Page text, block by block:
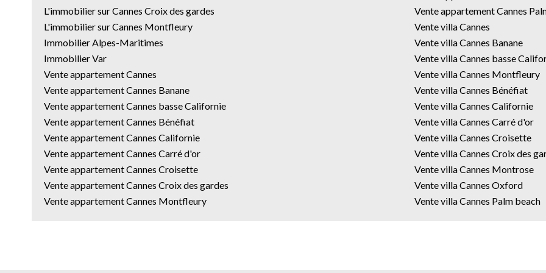
L'immobilier sur Cannes Croix des gardes
L'immobilier sur Cannes Montfleury
Immobilier Alpes-Maritimes
Immobilier Var
Vente appartement Cannes
Vente appartement Cannes Banane
Vente appartement Cannes basse Californie
Vente appartement Cannes Bénéfiat
Vente appartement Cannes Californie
Vente appartement Cannes Carré d'or
Vente appartement Cannes Croisette
Vente appartement Cannes Croix des gardes
Vente appartement Cannes Montfleury
Vente appartement Cannes
Vente villa Cannes
Vente villa Cannes Banane
Vente villa Cannes basse
Vente villa Cannes Montfleury
Vente villa Cannes Bénéfiat
Vente villa Cannes Californie
Vente villa Cannes Carré d'or
Vente villa Cannes Croisette
Vente villa Cannes Croix des
Vente villa Cannes Montrose
Vente villa Cannes Oxford
Vente villa Cannes Palm beach